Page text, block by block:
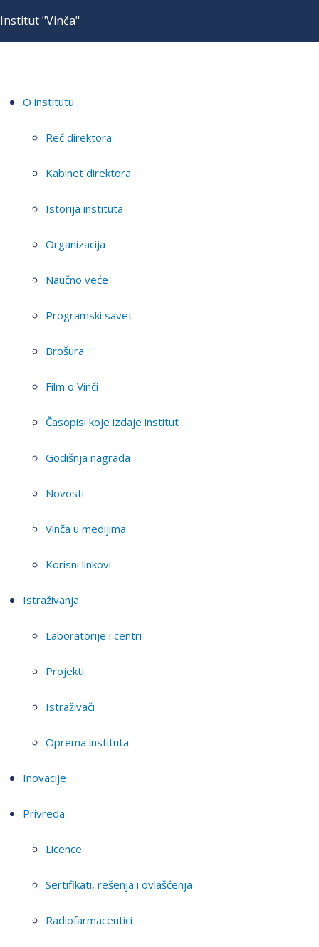
Institut "Vinča"
O institutu
Reč direktora
Kabinet direktora
Istorija instituta
Organizacija
Naučno veće
Programski savet
Brošura
Film o Vinči
Časopisi koje izdaje institut
Godišnja nagrada
Novosti
Vinča u medijima
Korisni linkovi
Istraživanja
Laboratorije i centri
Projekti
Istraživači
Oprema instituta
Inovacije
Privreda
Licence
Sertifikati, rešenja i ovlašćenja
Radiofarmaceutici